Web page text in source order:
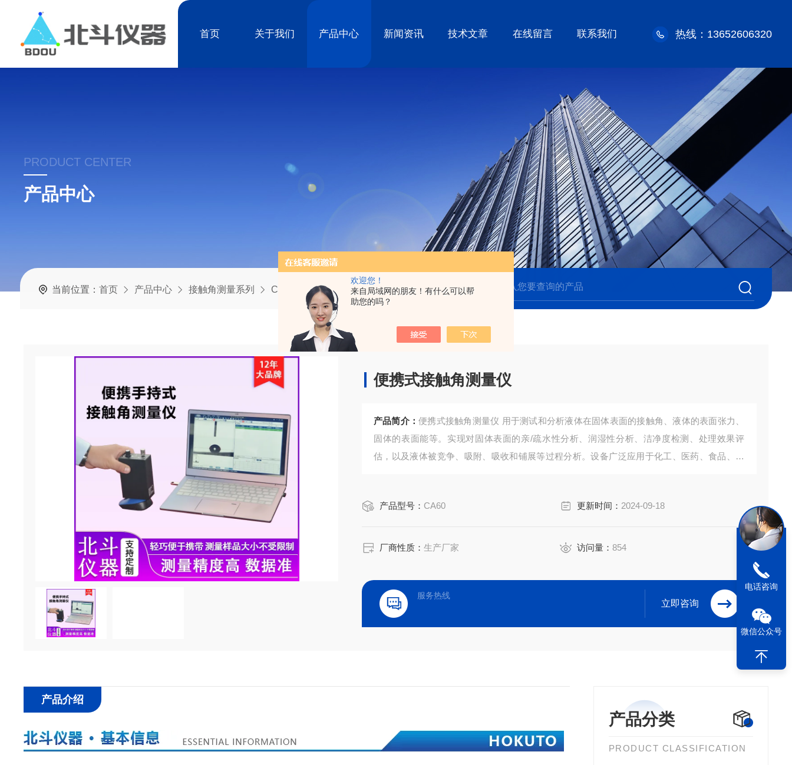
欢迎您！
来自局域网的朋友！有什么可以帮
助您的吗？
首页 关于我们 产品中心 新闻资讯 技术文章 在线留言 联系我们 热线：13652606320
PRODUCT CENTER
产品中心
当前位置： 首页 产品中心 接触角测量系列 CA60 便携式接触角测量仪 CA60便携式接触角测量仪
便携式接触角测量仪
产品简介：便携式接触角测量仪 用于测试和分析液体在固体表面的接触角、液体的表面张力、
固体的表面能等。实现对固体表面的亲/疏水性分析、润湿性分析、洁净度检测、处理效果评
估，以及液体被竞争、吸附、吸收和铺展等过程分析。设备广泛应用于化工、医药、食品、电
产品型号： CA60 更新时间： 2024-09-18
厂商性质：生产厂家 访问量：854
服务热线
立即咨询
产品分类
PRODUCT CLASSIFICATION
产品介绍
电话咨询
微信公众号